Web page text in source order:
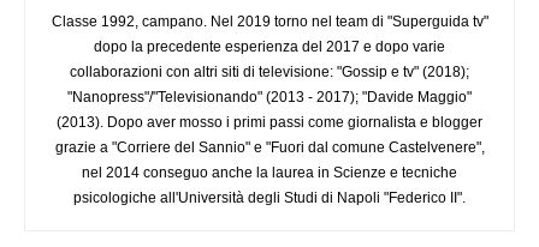
Classe 1992, campano. Nel 2019 torno nel team di "Superguida tv"
dopo la precedente esperienza del 2017 e dopo varie
collaborazioni con altri siti di televisione: "Gossip e tv" (2018);
"Nanopress"/"Televisionando" (2013 - 2017); "Davide Maggio"
(2013). Dopo aver mosso i primi passi come giornalista e blogger
grazie a "Corriere del Sannio" e "Fuori dal comune Castelvenere",
nel 2014 conseguo anche la laurea in Scienze e tecniche
psicologiche all'Università degli Studi di Napoli "Federico II".